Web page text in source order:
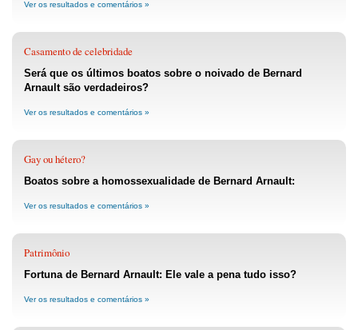
Ver os resultados e comentários »
Casamento de celebridade
Será que os últimos boatos sobre o noivado de Bernard
Arnault são verdadeiros?
Ver os resultados e comentários »
Gay ou hétero?
Boatos sobre a homossexualidade de Bernard Arnault:
Ver os resultados e comentários »
Patrimônio
Fortuna de Bernard Arnault: Ele vale a pena tudo isso?
Ver os resultados e comentários »